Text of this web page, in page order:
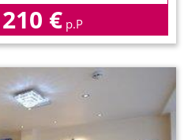
210 € p.P